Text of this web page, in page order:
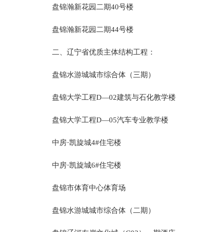
盘锦瀚新花园二期40号楼
盘锦瀚新花园二期44号楼
二、辽宁省优质主体结构工程：
盘锦水游城城市综合体（三期）
盘锦大学工程D—02建筑与石化教学楼
盘锦大学工程D—05汽车专业教学楼
中房·凯旋城4#住宅楼
中房·凯旋城6#住宅楼
盘锦市体育中心体育场
盘锦水游城城市综合体（二期）